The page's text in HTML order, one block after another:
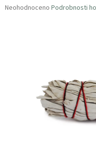
Průměrné
Neohodnoceno Podrobnosti